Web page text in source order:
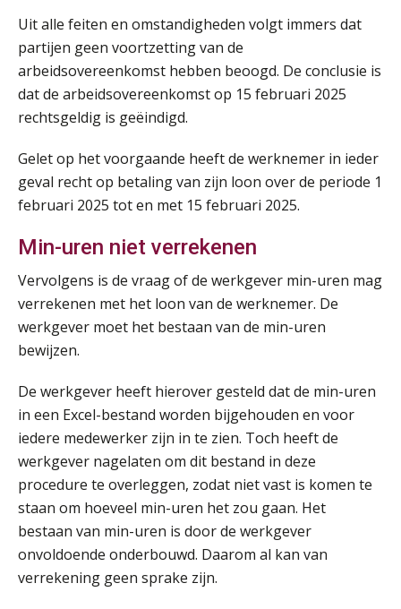
Uit alle feiten en omstandigheden volgt immers dat
partijen geen voortzetting van de
arbeidsovereenkomst hebben beoogd. De conclusie is
dat de arbeidsovereenkomst op 15 februari 2025
rechtsgeldig is geëindigd.
Gelet op het voorgaande heeft de werknemer in ieder
geval recht op betaling van zijn loon over de periode 1
februari 2025 tot en met 15 februari 2025.
Min-uren niet verrekenen
Vervolgens is de vraag of de werkgever min-uren mag
verrekenen met het loon van de werknemer. De
werkgever moet het bestaan van de min-uren
bewijzen.
De werkgever heeft hierover gesteld dat de min-uren
in een Excel-bestand worden bijgehouden en voor
iedere medewerker zijn in te zien. Toch heeft de
werkgever nagelaten om dit bestand in deze
procedure te overleggen, zodat niet vast is komen te
staan om hoeveel min-uren het zou gaan. Het
bestaan van min-uren is door de werkgever
onvoldoende onderbouwd. Daarom al kan van
verrekening geen sprake zijn.
AUG
MOCuitgevers
26
AUG
Opfriscursus PDL (NIRPA PE)
Markus Verbeek Praehep
AUG
MOCuitgevers
AUG
MOCuitgevers
28
AUG
Online Vakopleiding Payroll Services (VPS)
MOCuitgevers
AUG
Markus Verbeek Praehep
31
AUG
Praktijkdiploma Loonadministratie (PDL®)
Markus Verbeek Praehep
01
SEP
Cursus Van salarisadministrateur naar beloningsadviseur (basis)
MOCuitgevers
03